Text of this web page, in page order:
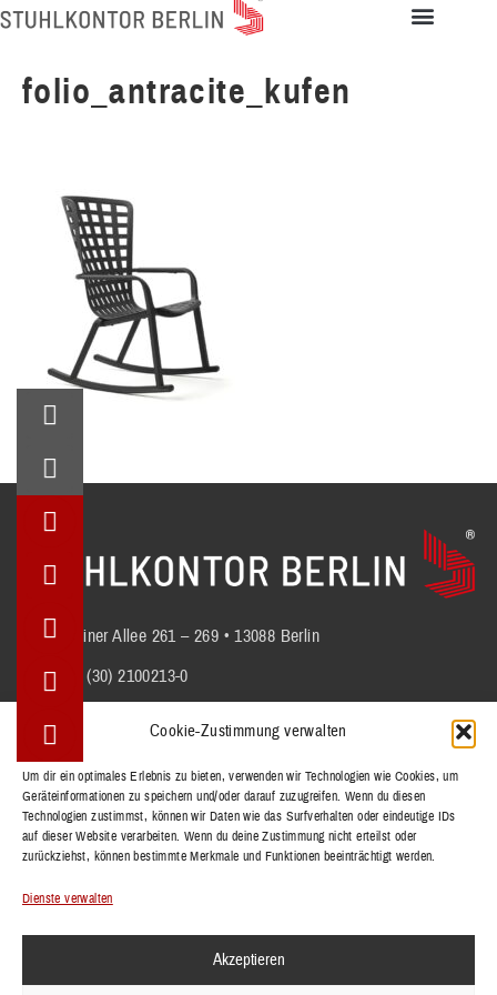
Cookie-Zustimmung verwalten
Um dir ein optimales Erlebnis zu bieten, verwenden wir Technologien wie Cookies, um
Geräteinformationen zu speichern und/oder darauf zuzugreifen. Wenn du diesen
Technologien zustimmst, können wir Daten wie das Surfverhalten oder eindeutige IDs
auf dieser Website verarbeiten. Wenn du deine Zustimmung nicht erteilst oder
zurückziehst, können bestimmte Merkmale und Funktionen beeinträchtigt werden.
Dienste verwalten
Akzeptieren
folio_antracite_kufen
Berliner Allee 261 – 269 • 13088 Berlin
+49 (30) 2100213-0
STÜHLE
BÄNKE
TISCHE
REFERENZEN